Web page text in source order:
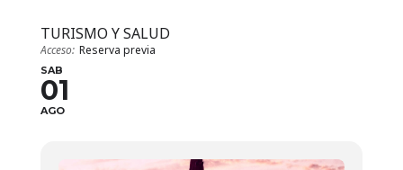
TURISMO Y SALUD
Acceso: Reserva previa
SAB
01
AGO